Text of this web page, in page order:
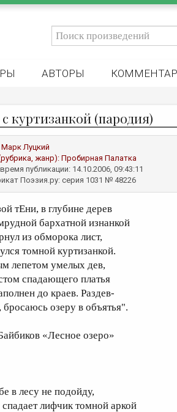
АВТОРЫ
куртизанкой (пародия)
Марк Луцкий
жанр):Пробирная Палатка
публикации: 14.10.2006, 09:43:11
Поэзия.ру: серия 1031 № 48226
тЕни, в глубине дерев
бархатной изнанкой
из обморока лист,
томной куртизанкой.
лепетом умелых дев,
спадающего платья
до краев. Раздев-
озеру в объятья".
«Лесное озеро»
в лесу не подойду,
лифчик томной аркой